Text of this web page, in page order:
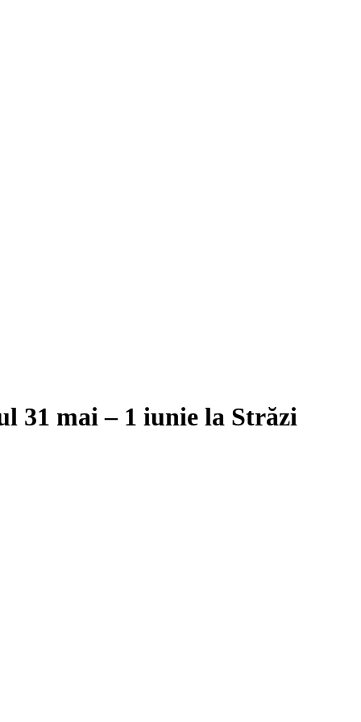
31 mai – 1 iunie la Străzi